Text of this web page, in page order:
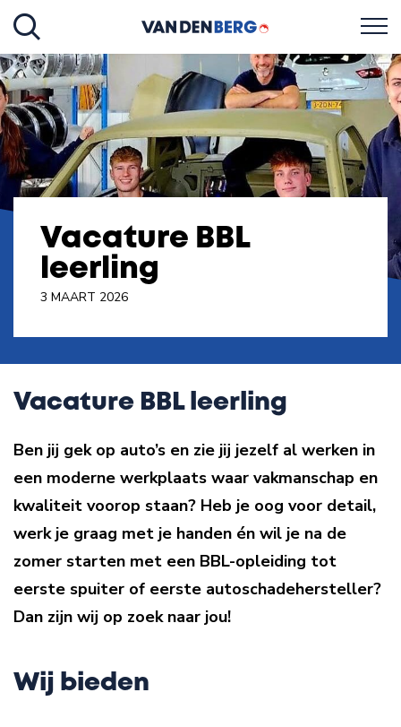
Vacature BBL
leerling
3 MAART 2026
Vacature BBL leerling
Ben jij gek op auto’s en zie jij jezelf al werken in
een moderne werkplaats waar vakmanschap en
kwaliteit voorop staan? Heb je oog voor detail,
werk je graag met je handen én wil je na de
zomer starten met een BBL-opleiding tot
eerste spuiter of eerste autoschadehersteller?
Dan zijn wij op zoek naar jou!
Wij bieden